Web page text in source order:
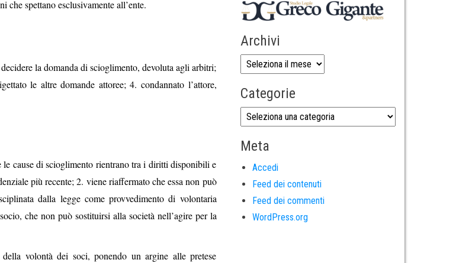
che spettano esclusivamente all’ente.
la domanda di scioglimento, devoluta agli arbitri;
le altre domande attoree; 4. condannato l’attore,
cause di scioglimento rientrano tra i diritti disponibili e
più recente; 2. viene riaffermato che essa non può
dalla legge come provvedimento di volontaria
che non può sostituirsi alla società nell’agire per la
volontà dei soci, ponendo un argine alle pretese
Archivi
Categorie
Meta
Accedi
Feed dei contenuti
Feed dei commenti
WordPress.org